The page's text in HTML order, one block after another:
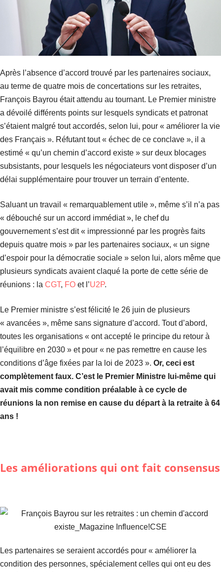
Après l’absence d’accord trouvé par les partenaires sociaux,
au terme de quatre mois de concertations sur les retraites,
François Bayrou était attendu au tournant. Le Premier ministre
a dévoilé différents points sur lesquels syndicats et patronat
s’étaient malgré tout accordés, selon lui, pour « améliorer la vie
des Français ». Réfutant tout « échec de ce conclave », il a
estimé « qu’un chemin d’accord existe » sur deux blocages
subsistants, pour lesquels les négociateurs vont disposer d’un
délai supplémentaire pour trouver un terrain d’entente.
Saluant un travail « remarquablement utile », même s’il n’a pas
« débouché sur un accord immédiat », le chef du
gouvernement s’est dit « impressionné par les progrès faits
depuis quatre mois » par les partenaires sociaux, « un signe
d’espoir pour la démocratie sociale » selon lui, alors même que
plusieurs syndicats avaient claqué la porte de cette série de
réunions : la CGT, FO et l’U2P.
Le Premier ministre s’est félicité le 26 juin de plusieurs
« avancées », même sans signature d’accord. Tout d’abord,
toutes les organisations « ont accepté le principe du retour à
l’équilibre en 2030 » et pour « ne pas remettre en cause les
conditions d’âge fixées par la loi de 2023 ». Or, ceci est
complètement faux. C’est le Premier Ministre lui-même qui
avait mis comme condition préalable à ce cycle de
réunions la non remise en cause du départ à la retraite à 64
ans !
Les améliorations qui ont fait consensus
Les partenaires se seraient accordés pour « améliorer la
condition des personnes, spécialement celles qui ont eu des